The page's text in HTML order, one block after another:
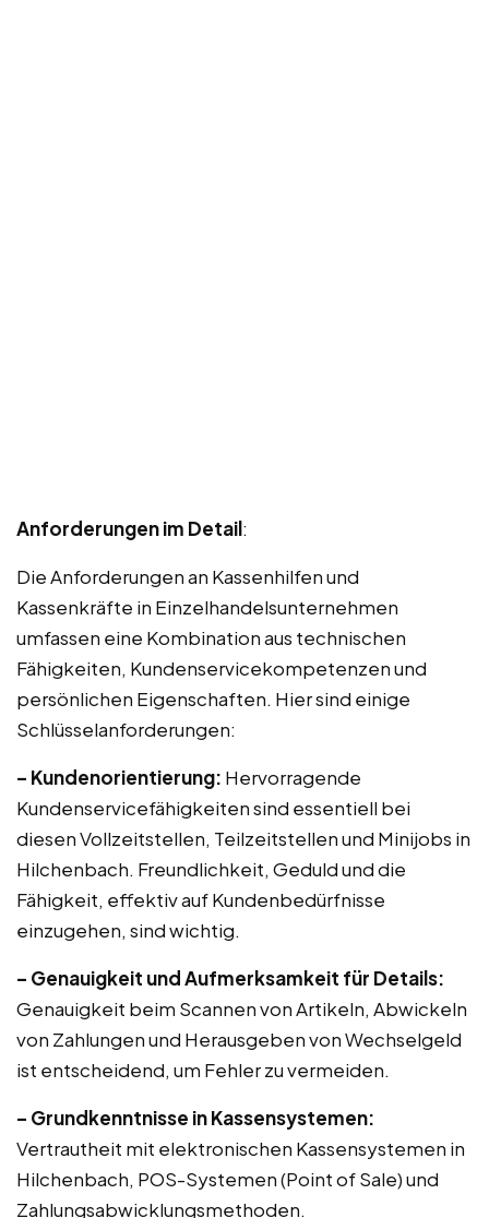
Anforderungen im Detail:
Die Anforderungen an Kassenhilfen und
Kassenkräfte in Einzelhandelsunternehmen
umfassen eine Kombination aus technischen
Fähigkeiten, Kundenservicekompetenzen und
persönlichen Eigenschaften. Hier sind einige
Schlüsselanforderungen:
– Kundenorientierung: Hervorragende
Kundenservicefähigkeiten sind essentiell bei
diesen Vollzeitstellen, Teilzeitstellen und Minijobs in
Hilchenbach. Freundlichkeit, Geduld und die
Fähigkeit, effektiv auf Kundenbedürfnisse
einzugehen, sind wichtig.
– Genauigkeit und Aufmerksamkeit für Details:
Genauigkeit beim Scannen von Artikeln, Abwickeln
von Zahlungen und Herausgeben von Wechselgeld
ist entscheidend, um Fehler zu vermeiden.
– Grundkenntnisse in Kassensystemen:
Vertrautheit mit elektronischen Kassensystemen in
Hilchenbach, POS-Systemen (Point of Sale) und
Zahlungsabwicklungsmethoden.